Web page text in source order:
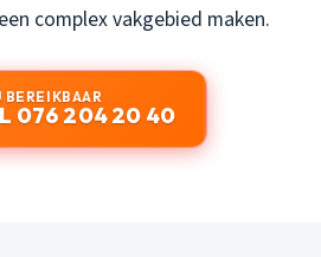
complex vakgebied maken.
BEREIKBAAR
076 204 20 40